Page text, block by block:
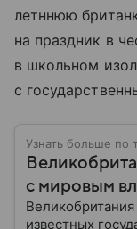
летннюю
на праздник в
в школьном
с
Узнать больше по
с мировым
известных